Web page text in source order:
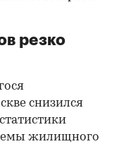
резко
снизился
жилищного